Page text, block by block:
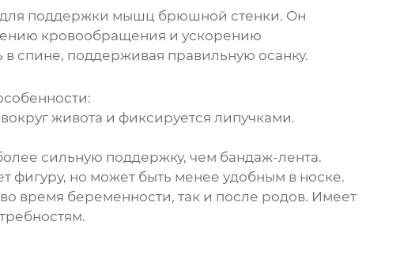
для поддержки мышц брюшной стенки. Он
кровообращения и ускорению
спине, поддерживая правильную осанку.
живота и фиксируется липучками.
сильную поддержку, чем бандаж-лента.
но может быть менее удобным в носке.
время беременности, так и после родов. Имеет